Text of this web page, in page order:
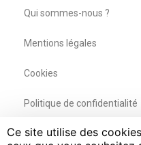
Qui sommes-nous ?
Mentions légales
Cookies
Politique de confidentialité
Contactez-nous
Ce site utilise des